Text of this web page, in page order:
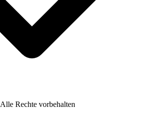
Alle Rechte vorbehalten